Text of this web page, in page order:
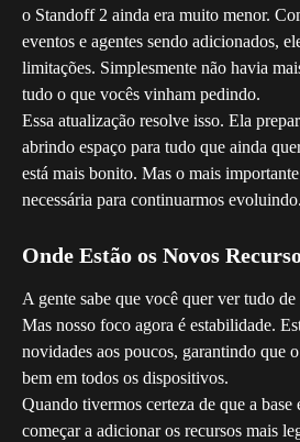
o Standoff 2 ainda era muito menor.
eventos e agentes sendo adicionados,
limitações. Simplesmente não havia
tudo o que vocês vinham pedindo.
Essa atualização resolve isso. Ela
abrindo espaço para tudo que ainda
está mais bonito. Mas o mais
necessária para continuarmos evoluindo.
Onde Estão os Novos
A gente sabe que você quer ver tudo
Mas nosso foco agora é estabilidade.
novidades aos poucos, garantindo que
bem em todos os dispositivos.
Quando tivermos certeza de que a base
começar a adicionar os recursos mais